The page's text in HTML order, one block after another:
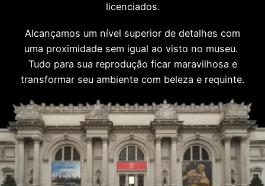
licenciados.
Alcançamos um nível superior de detalhes com
uma proximidade sem igual ao visto no museu.
Tudo para sua reprodução ficar maravilhosa e
transformar seu ambiente com beleza e requinte.